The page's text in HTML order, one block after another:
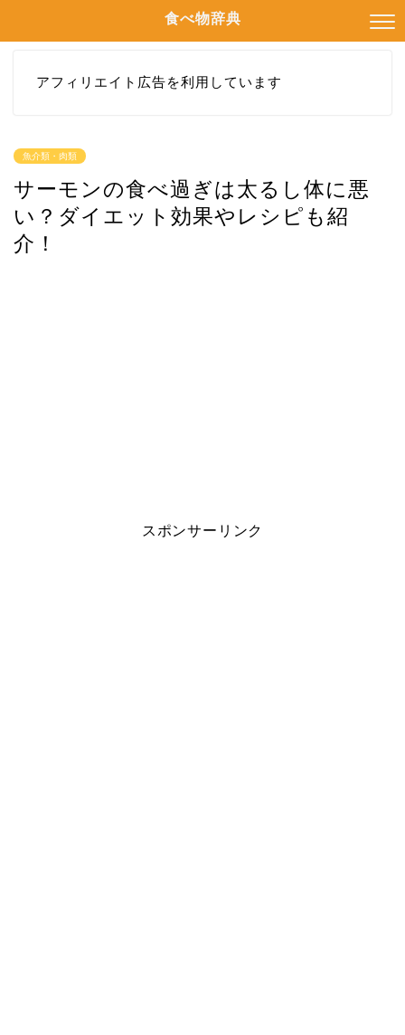
食べ物辞典
アフィリエイト広告を利用しています
魚介類・肉類
サーモンの食べ過ぎは太るし体に悪
い？ダイエット効果やレシピも紹
介！
スポンサーリンク